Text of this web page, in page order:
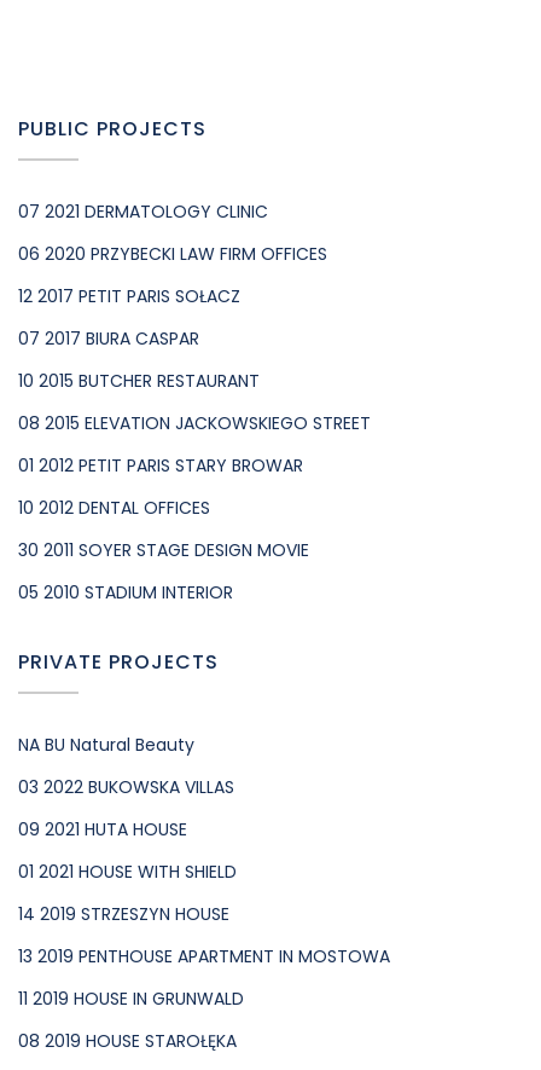
PUBLIC PROJECTS
07 2021 DERMATOLOGY CLINIC
06 2020 PRZYBECKI LAW FIRM OFFICES
12 2017 PETIT PARIS SOŁACZ
07 2017 BIURA CASPAR
10 2015 BUTCHER RESTAURANT
08 2015 ELEVATION JACKOWSKIEGO STREET
01 2012 PETIT PARIS STARY BROWAR
10 2012 DENTAL OFFICES
30 2011 SOYER STAGE DESIGN MOVIE
05 2010 STADIUM INTERIOR
PRIVATE PROJECTS
NA BU Natural Beauty
03 2022 BUKOWSKA VILLAS
09 2021 HUTA HOUSE
01 2021 HOUSE WITH SHIELD
14 2019 STRZESZYN HOUSE
13 2019 PENTHOUSE APARTMENT IN MOSTOWA
11 2019 HOUSE IN GRUNWALD
08 2019 HOUSE STAROŁĘKA